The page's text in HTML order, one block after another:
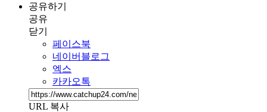
공유하기
공유
닫기
페이스북
네이버블로그
엑스
카카오톡
URL 복사